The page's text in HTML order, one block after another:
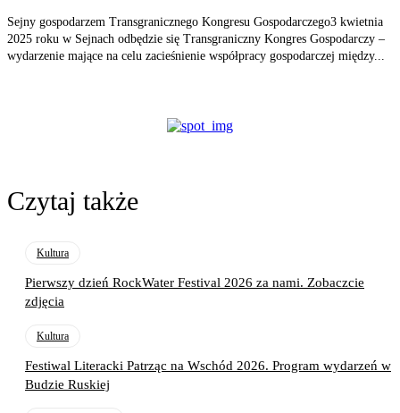
Sejny gospodarzem Transgranicznego Kongresu Gospodarczego3 kwietnia
2025 roku w Sejnach odbędzie się Transgraniczny Kongres Gospodarczy –
wydarzenie mające na celu zacieśnienie współpracy gospodarczej między...
Czytaj także
Kultura
Pierwszy dzień RockWater Festival 2026 za nami. Zobaczcie
zdjęcia
Kultura
Festiwal Literacki Patrząc na Wschód 2026. Program wydarzeń w
Budzie Ruskiej